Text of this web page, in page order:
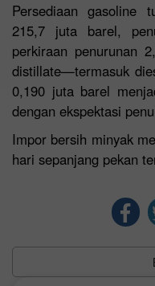
Persediaan gasoline
215,7 juta barel,
perkiraan penurunan
distillate—termasuk
0,190 juta barel
dengan ekspektasi
Impor bersih minyak
hari sepanjang pekan